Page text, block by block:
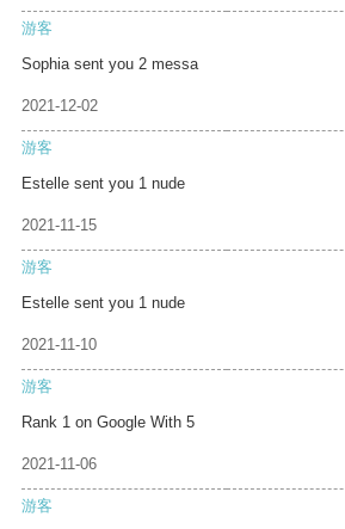
游客
Sophia sent you 2 messa
2021-12-02
游客
Estelle sent you 1 nude
2021-11-15
游客
Estelle sent you 1 nude
2021-11-10
游客
Rank 1 on Google With 5
2021-11-06
游客